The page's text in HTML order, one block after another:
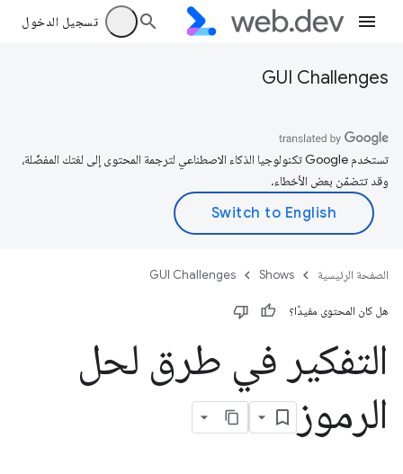
تسجيل الدخول
GUI Challenges
تستخدم Google تكنولوجيا الذكاء الاصطناعي لترجمة المحتوى إلى لغتك المفضّلة،
وقد تتضمّن بعض الأخطاء.
الصفحة الرئيسية Shows
GUI Challenges
هل كان المحتوى مفيدًا؟
التفكير في طرق لحل
الرموز